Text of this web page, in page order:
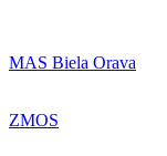
MAS Biela Orava
ZMOS